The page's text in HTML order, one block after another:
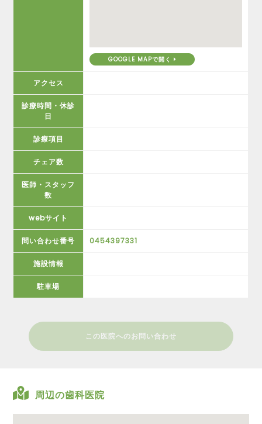
GOOGLE MAPで開く
アクセス
診療時間・休診
日
診療項目
チェア数
医師・スタッフ
数
webサイト
問い合わせ番号 0454397331
施設情報
駐車場
この医院へのお問い合わせ
周辺の歯科医院